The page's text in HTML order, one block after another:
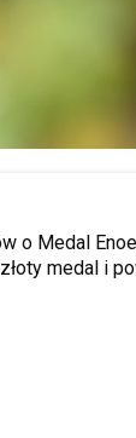
o Medal
medal i